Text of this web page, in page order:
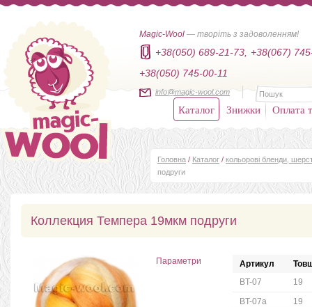
Magic-Wool — творіть з задоволенням!
+38(050) 689-21-73,
+38(067)
+38(050) 745-00-11
info@magic-wool.com
Каталог Знижки Оплата
Головна / Каталог / кольорові бленди,
подруги
Коллекция Темпера 19мкм подруги
Параметри Артикул
BT-07
19
BT-07a
19